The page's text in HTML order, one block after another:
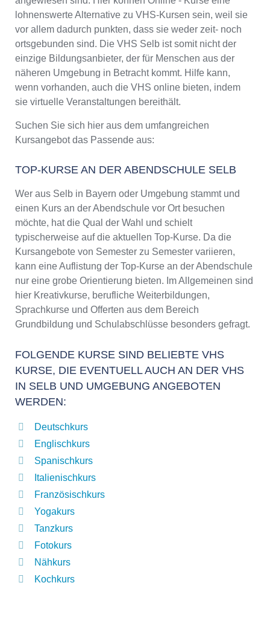
lohnenswerte Alternative zu VHS-Kursen sein, weil sie
vor allem dadurch punkten, dass sie weder zeit- noch
ortsgebunden sind. Die VHS Selb ist somit nicht der
einzige Bildungsanbieter, der für Menschen aus der
näheren Umgebung in Betracht kommt. Hilfe kann,
wenn vorhanden, auch die VHS online bieten, indem
sie virtuelle Veranstaltungen bereithält.
Suchen Sie sich hier aus dem umfangreichen
Kursangebot das Passende aus:
TOP-KURSE AN DER ABENDSCHULE SELB
Wer aus Selb in Bayern oder Umgebung stammt und
einen Kurs an der Abendschule vor Ort besuchen
möchte, hat die Qual der Wahl und schielt
typischerweise auf die aktuellen Top-Kurse. Da die
Kursangebote von Semester zu Semester variieren,
kann eine Auflistung der Top-Kurse an der Abendschule
nur eine grobe Orientierung bieten. Im Allgemeinen sind
hier Kreativkurse, berufliche Weiterbildungen,
Sprachkurse und Offerten aus dem Bereich
Grundbildung und Schulabschlüsse besonders gefragt.
FOLGENDE KURSE SIND BELIEBTE VHS
KURSE, DIE EVENTUELL AUCH AN DER VHS
IN SELB UND UMGEBUNG ANGEBOTEN
WERDEN:
Deutschkurs
Englischkurs
Spanischkurs
Italienischkurs
Französischkurs
Yogakurs
Tanzkurs
Fotokurs
Nähkurs
Kochkurs